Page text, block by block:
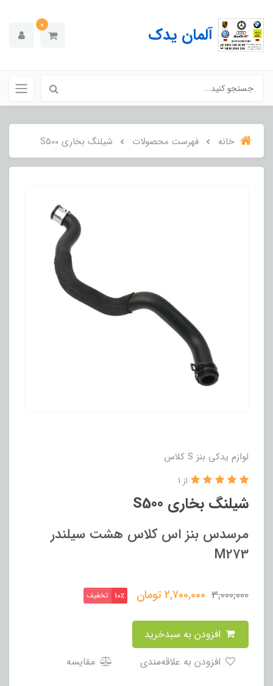
آلمان یدک 0
خانه فهرست محصولات شیلنگ بخاری S500
لوازم یدکی بنز S کلاس
شیلنگ بخاری S500
از 1
مرسدس بنز اس کلاس هشت سیلندر
M273
3,000,000
2,700,000تومان 10٪ تخفیف
مقایسه